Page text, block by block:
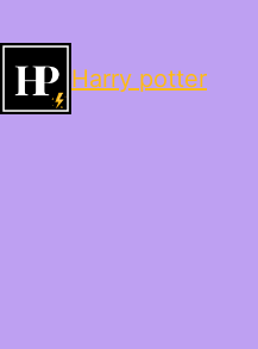
Harry potter